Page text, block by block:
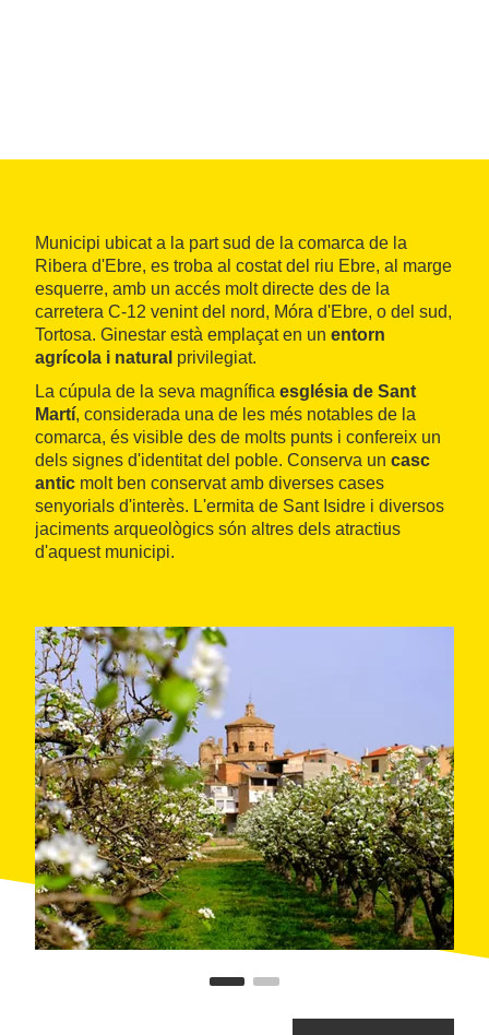
Municipi ubicat a la part sud de la comarca de la
Ribera d'Ebre, es troba al costat del riu Ebre, al marge
esquerre, amb un accés molt directe des de la
carretera C-12 venint del nord, Móra d'Ebre, o del sud,
Tortosa. Ginestar està emplaçat en un entorn
agrícola i natural privilegiat.
La cúpula de la seva magnífica església de Sant
Martí, considerada una de les més notables de la
comarca, és visible des de molts punts i confereix un
dels signes d'identitat del poble. Conserva un casc
antic molt ben conservat amb diverses cases
senyorials d'interès. L'ermita de Sant Isidre i diversos
jaciments arqueològics són altres dels atractius
d'aquest municipi.